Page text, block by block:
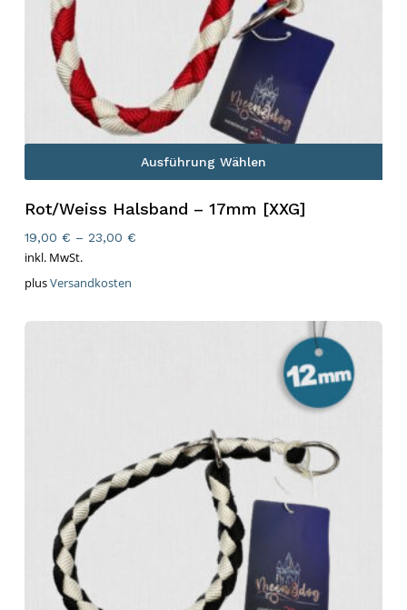
Ausführung Wählen
Rot/Weiss Halsband – 17mm [XXG]
19,00 € – 23,00 €
inkl. MwSt.
plusVersandkosten